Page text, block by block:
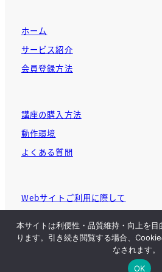
ホーム
サービス紹介
会員登録方法
講座の購入方法
動作環境
よくある質問
Webサイトご利用に際して
本サイトは利便性・品質維持・向上を
ります。引き続き閲覧する場合、
なされます。
OK